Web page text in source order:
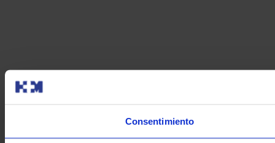
Consentimiento